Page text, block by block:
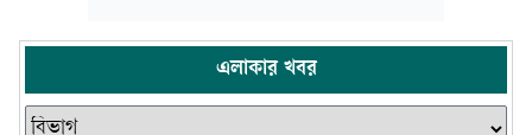
এলাকার খবর